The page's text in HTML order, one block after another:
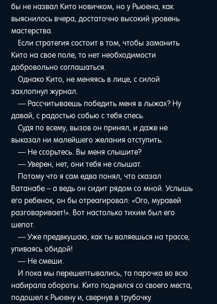
бы не назвал Кито новичком, но у Рьюена, как
выяснилось вчера, достаточно высокий уровень
мастерства.
Если стратегия состоит в том, чтобы заманить
Кито на свое поле, то нет необходимости
добровольно соглашаться.
Однако Кито, не меняясь в лице, с силой
захлопнул журнал.
— Рассчитываешь победить меня в лыжах? Ну
давай, с радостью собью с тебя спесь.
Судя по всему, вызов он принял, и даже не
выказал ни малейшего желания отступить.
— Не ссорьтесь. Вы меня слышите?
— Уверен, нет, они тебя не слышат.
Потому что я сам едва понял, что сказал
Ватанабе – а ведь он сидит рядом со мной. Услышь
его ребенок, он бы отреагировал: «Ого, муравей
разговаривает!». Вот настолько тихим был его
шепот.
— Уже предвкушаю, как ты валяешься на трассе,
упиваясь обидой!
— Не смеши.
И пока мы перешептывались, та парочка во всю
набирала обороты. Кито поднялся со своего места,
подошел к Рьюену и, свернув в трубочку